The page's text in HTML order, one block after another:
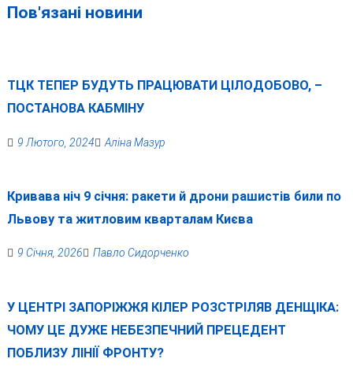
Пов'язані новини
ТЦК ТЕПЕР БУДУТЬ ПРАЦЮВАТИ ЦІЛОДОБОВО, –
ПОСТАНОВА КАБМІНУ
9 Лютого, 2024 Аліна Мазур
Кривава ніч 9 січня: ракети й дрони рашистів били по
Львову та житловим кварталам Києва
9 Січня, 2026 Павло Сидорченко
У ЦЕНТРІ ЗАПОРІЖЖЯ КІЛЕР РОЗСТРІЛЯВ ДЕНЩІКА:
ЧОМУ ЦЕ ДУЖЕ НЕБЕЗПЕЧНИЙ ПРЕЦЕДЕНТ
ПОБЛИЗУ ЛІНІЇ ФРОНТУ?